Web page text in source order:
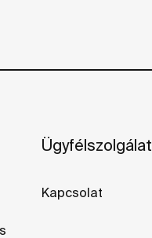
Ügyfélszolgálat
Kapcsolat